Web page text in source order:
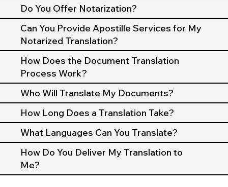
Do You Offer Notarization?
Can You Provide Apostille Services for My
Notarized Translation?
How Does the Document Translation
Process Work?
Who Will Translate My Documents?
How Long Does a Translation Take?
What Languages Can You Translate?
How Do You Deliver My Translation to
Me?